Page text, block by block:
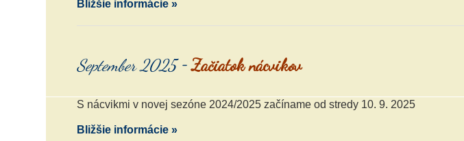
Bližšie informácie »
September 2025-Začiatok nácvikov
S nácvikmi v novej sezóne 2024/2025 začíname od stredy 10. 9. 2025
Bližšie informácie »